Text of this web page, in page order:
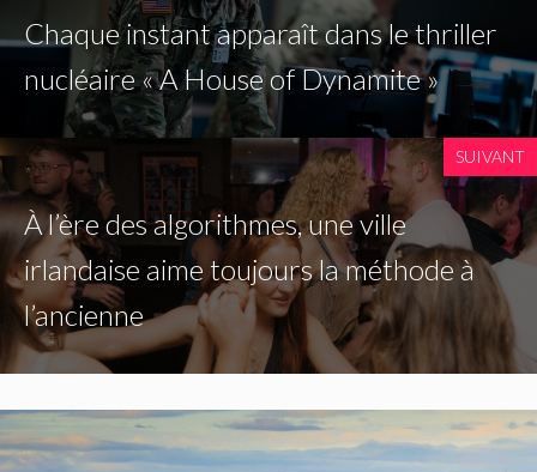
Chaque instant apparaît dans le thriller
nucléaire « A House of Dynamite »
SUIVANT
À l’ère des algorithmes, une ville
irlandaise aime toujours la méthode à
l’ancienne